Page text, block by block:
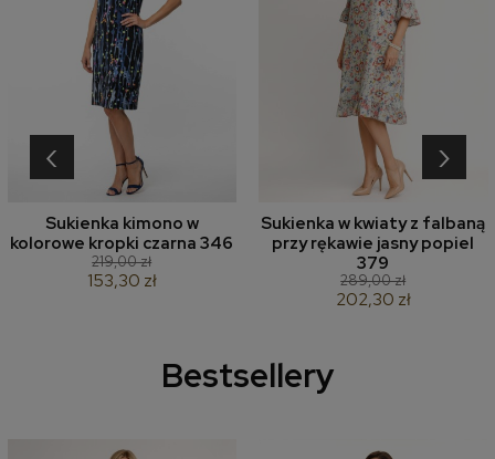
Sukienka kimono w
kolorowe kropki czarna 346
219,00 zł
153,30 zł
Sukienka w kwiaty z falbaną
przy rękawie jasny popiel
379
289,00 zł
202,30 zł
‹ ›
Bestsellery